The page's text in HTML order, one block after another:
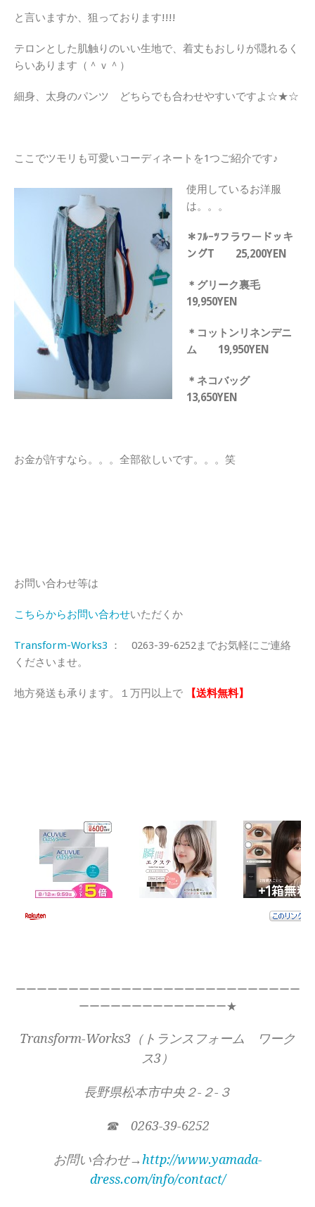
と言いますか、狙っております!!!!
テロンとした肌触りのいい生地で、着丈もおしりが隠れるく
らいあります（＾ｖ＾）
細身、太身のパンツ どちらでも合わせやすいですよ☆★☆
ここでツモリも可愛いコーディネートを1つご紹介です♪
使用しているお洋服
は。。。
＊ﾌﾙｰﾂフラワードッキ
ングT 25,200YEN
＊グリーク裏毛
19,950YEN
＊コットンリネンデニ
ム 19,950YEN
＊ネコバッグ
13,650YEN
お金が許すなら。。。全部欲しいです。。。笑
お問い合わせ等は
こちらからお問い合わせいただくか
Transform-Works3 ： 0263-39-6252までお気軽にご連絡
くださいませ。
地方発送も承ります。１万円以上で 【送料無料】
ーーーーーーーーーーーーーーーーーーーーーーーーーーー
ーーーーーーーーーーーーーー★
Transform-Works3（トランスフォーム ワーク
ス3）
長野県松本市中央２-２-３
☎ 0263-39-6252
お問い合わせ→http://www.yamada-
dress.com/info/contact/